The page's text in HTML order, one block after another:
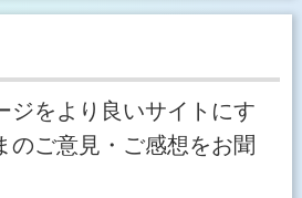
ジをより良いサイトにす
のご意見・ご感想をお聞